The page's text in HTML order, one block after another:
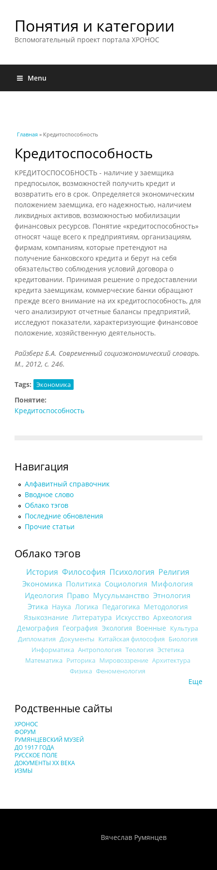
Понятия и категории
Вспомогательный проект портала ХРОНОС
Menu
Вы здесь
Главная » Кредитоспособность
Кредитоспособность
КРЕДИТОСПОСОБНОСТЬ - наличие у заемщика
предпосылок, возможностей получить кредит и
возвратить его в срок. Определяется экономическим
положением заемщика, его надежностью, наличием
ликвидных активов, возможностью мобилизации
финансовых ресурсов. Понятие «кредитоспособность»
относят чаще всего к предприятиям, организациям,
фирмам, компаниям, которые претендуют на
получение банковского кредита и берут на себя
обязательство соблюдения условий договора о
кредитовании. Принимая решение о предоставлении
кредита заемщикам, коммерческие банки обращают
прежде всего внимание на их кредитоспособность, для
чего анализируют отчетные балансы предприятий,
исследуют показатели, характеризующие финансовое
положение, хозяйственную деятельность.
Райзберг Б.А. Современный социоэкономический словарь.
М., 2012, с. 246.
Tags: Экономика
Понятие:
Кредитоспособность
Навигация
Алфавитный справочник
Вводное слово
Облако тэгов
Последние обновления
Прочие статьи
Облако тэгов
История Философия Психология Религия
Экономика Политика Социология Мифология
Идеология Право Мусульманство Этнология
Этика Наука Логика Педагогика Методология
Языкознание Литература Искусство Археология
Демография География Экология Военные Культура
Дипломатия Документы Китайская философия Биология
Информатика Антропология Теология Эстетика
Математика Риторика Мировоззрение Архитектура
Физика Феноменология
Еще
Родственные сайты
ХРОНОС
ФОРУМ
РУМЯНЦЕВСКИЙ МУЗЕЙ
ДО 1917 ГОДА
РУССКОЕ ПОЛЕ
ДОКУМЕНТЫ XX ВЕКА
ИЗМЫ
Вячеслав Румянцев